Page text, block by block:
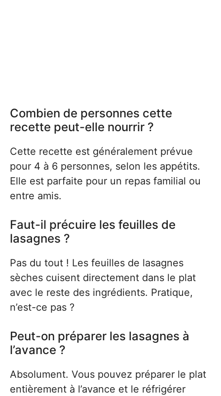
Combien de personnes cette
recette peut-elle nourrir ?
Cette recette est généralement prévue
pour 4 à 6 personnes, selon les appétits.
Elle est parfaite pour un repas familial ou
entre amis.
Faut-il précuire les feuilles de
lasagnes ?
Pas du tout ! Les feuilles de lasagnes
sèches cuisent directement dans le plat
avec le reste des ingrédients. Pratique,
n’est-ce pas ?
Peut-on préparer les lasagnes à
l’avance ?
Absolument. Vous pouvez préparer le plat
entièrement à l’avance et le réfrigérer